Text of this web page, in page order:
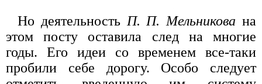
Но деятельность П. П. Мельникова на
этом посту оставила след на многие
годы. Его идеи со временем все-таки
пробили себе дорогу. Особо следует